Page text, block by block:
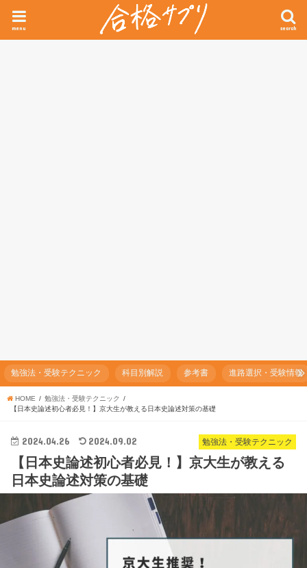
search
menu
勉強法・受験テクニック 科目別解説 参考書 進路選択・受験情報
HOME
勉強法・受験テクニック
【日本史論述初心者必見！】京大生が教える日本史論述対策の基礎
勉強法・受験テクニック
2024.04.26 2024.09.02
【日本史論述初心者必見！】京大生が教える
日本史論述対策の基礎